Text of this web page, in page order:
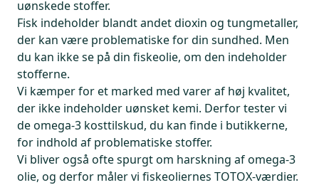
uønskede stoffer.
Fisk indeholder blandt andet dioxin og tungmetaller,
der kan være problematiske for din sundhed. Men
du kan ikke se på din fiskeolie, om den indeholder
stofferne.
Vi kæmper for et marked med varer af høj kvalitet,
der ikke indeholder uønsket kemi. Derfor tester vi
de omega-3 kosttilskud, du kan finde i butikkerne,
for indhold af problematiske stoffer.
Vi bliver også ofte spurgt om harskning af omega-3
olie, og derfor måler vi fiskeoliernes TOTOX-værdier.